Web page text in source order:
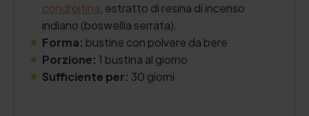
condroitina , estratto di resina di incenso
indiano (boswellia serrata).
Forma: bustine con polvere da bere
Porzione: 1 bustina al giorno
Sufficiente per: 30 giorni